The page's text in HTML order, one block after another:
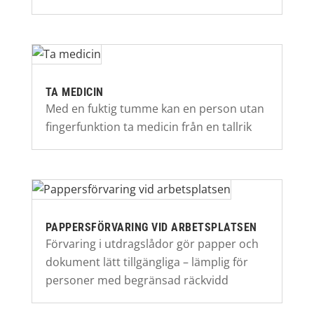
TA MEDICIN
Med en fuktig tumme kan en person utan
fingerfunktion ta medicin från en tallrik
PAPPERSFÖRVARING VID ARBETSPLATSEN
Förvaring i utdragslådor gör papper och
dokument lätt tillgängliga – lämplig för
personer med begränsad räckvidd